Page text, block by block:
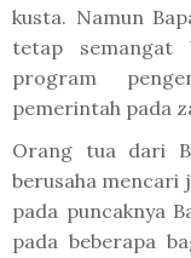
kusta. Namun
tetap
program
pemerintah pada
Orang tua dari
berusaha mencari
pada puncaknya
pada beberapa